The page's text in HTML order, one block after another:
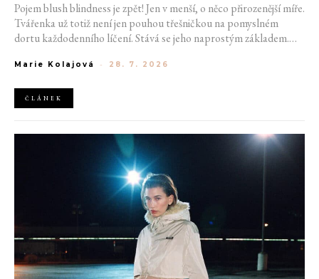
Pojem blush blindness je zpět! Jen v menší, o něco přirozenější míře.
Tvářenka už totiž není jen pouhou třešničkou na pomyslném
dortu každodenního líčení. Stává se jeho naprostým základem.
kterou žádný jiný produkt napodobit neumí. Termín kdysi
trendem.
Marie Kolajová - 28. 7. 2026
ČLÁNEK